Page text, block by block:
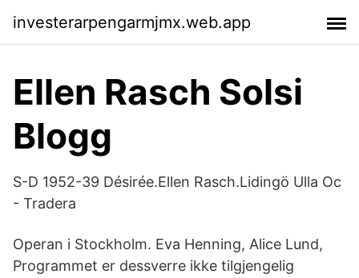
investerarpengarmjmx.web.app
Ellen Rasch Solsi
Blogg
S-D 1952-39 Désirée.Ellen Rasch.Lidingö Ulla Oc
- Tradera
Operan i Stockholm. Eva Henning, Alice Lund,
Programmet er dessverre ikke tilgjengelig